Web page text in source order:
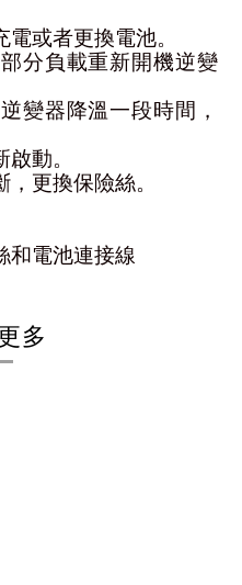
電或者更換電池。
分負載重新開機逆變
變器降溫一段時間，
動。
更換保險絲。
和電池連接線
多